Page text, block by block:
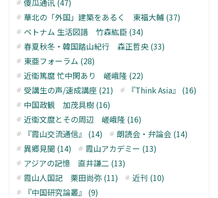
傻瓜通讯 (47)
華北の「外国」建築をあるく 東福大輔 (37)
ベトナム 生活図譜 竹森紘臣 (34)
春夏秋冬・韓国踏山紀行 森正哲央 (33)
東亜フォーラム (28)
近衞篤麿 忙中閑あり 嵯峨隆 (22)
受講生の声/速成講座 (21)
『Think Asia』 (16)
中国政観 加茂具樹 (16)
近衞文麿とその周辺 嵯峨隆 (16)
『霞山交流通信』 (14)
朗読会・弁論会 (14)
異郷見聞 (14)
霞山アカデミー (13)
アジアの記憶 直井謙二 (13)
霞山人国記 栗田尚弥 (11)
近刊 (10)
『中国研究論叢』 (9)